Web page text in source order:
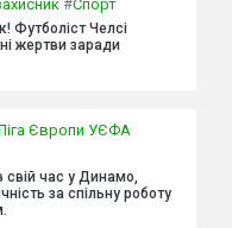
#Спорт
Футболіст Челсі
жертви заради
Європи УЄФА
свій час у Динамо,
за спільну роботу